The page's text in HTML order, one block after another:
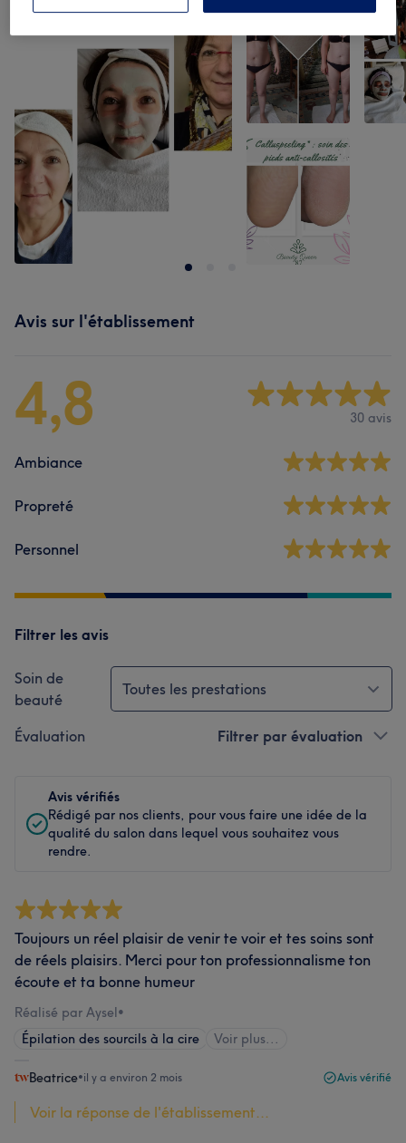
Avis sur l'établissement
4,8 30 avis
Ambiance
Propreté
Personnel
Filtrer les avis
Soin de
beauté
Toutes les prestations
Évaluation Filtrer par évaluation
Avis vérifiés
Rédigé par nos clients, pour vous faire une idée de la
qualité du salon dans lequel vous souhaitez vous
rendre.
Toujours un réel plaisir de venir te voir et tes soins sont
de réels plaisirs. Merci pour ton professionnalisme ton
écoute et ta bonne humeur
Réalisé par Aysel•
Épilation des sourcils à la cire
Voir plus...
Beatrice•il y a environ 2 mois Avis vérifié
Voir la réponse de l'établissement...